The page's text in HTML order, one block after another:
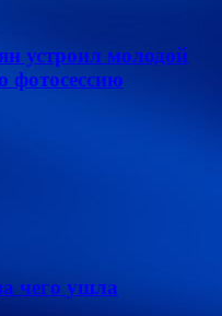
устроил молодой
фотосессию
чего ушла